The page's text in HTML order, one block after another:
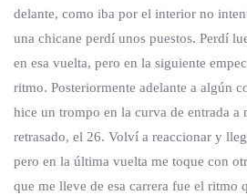
delante, como iba por el interior no
una chicane perdí unos puestos. Perdí
en esa vuelta, pero en la siguiente
ritmo. Posteriormente adelante a algún
hice un trompo en la curva de entrada a
retrasado, el 26. Volví a reaccionar y
pero en la última vuelta me toque con
que me lleve de esa carrera fue el ritmo